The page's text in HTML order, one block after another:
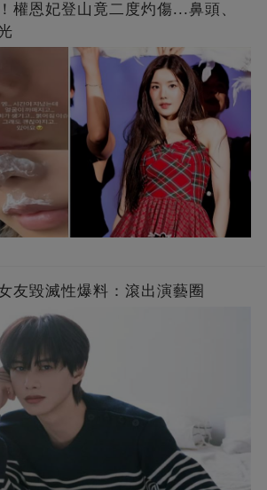
權恩妃登山竟二度灼傷...鼻頭、
友毀滅性爆料：滾出演藝圈